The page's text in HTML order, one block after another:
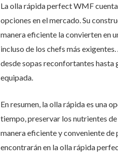
La olla rápida perfect WMF
opciones en el mercado. Su
manera eficiente la convierten en
incluso de los chefs más
desde sopas reconfortantes hasta
equipada.
En resumen, la olla rápida es una
tiempo, preservar los nutrientes
manera eficiente y conveniente
encontrarán en la olla rápida